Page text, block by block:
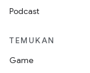
Podcast
TEMUKAN
Game